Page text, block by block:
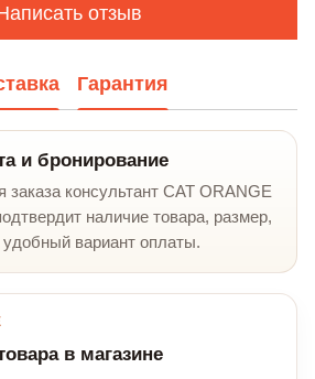
отзыв
Гарантия
и бронирование
консультант CAT ORANGE
наличие товара, размер,
вариант оплаты.
в магазине